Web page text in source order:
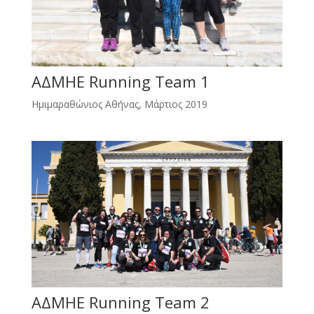
ΑΔΜΗΕ Running Team 1
Ημιμαραθώνιος Αθήνας, Μάρτιος 2019
ΑΔΜΗΕ Running Team 2